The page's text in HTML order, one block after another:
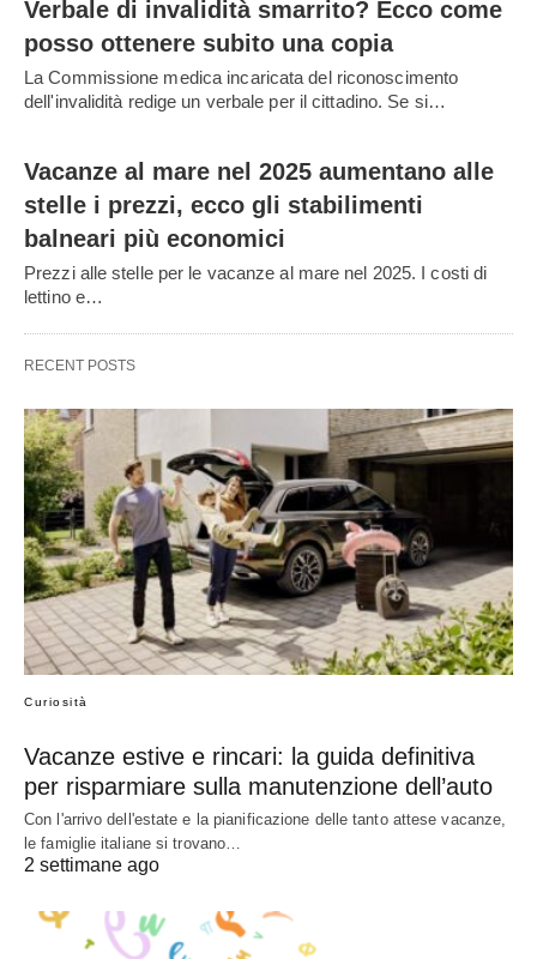
Verbale di invalidità smarrito? Ecco come
posso ottenere subito una copia
La Commissione medica incaricata del riconoscimento
dell'invalidità redige un verbale per il cittadino. Se si…
Vacanze al mare nel 2025 aumentano alle
stelle i prezzi, ecco gli stabilimenti
balneari più economici
Prezzi alle stelle per le vacanze al mare nel 2025. I costi di
lettino e…
RECENT POSTS
Curiosità
Vacanze estive e rincari: la guida definitiva
per risparmiare sulla manutenzione dell’auto
Con l'arrivo dell'estate e la pianificazione delle tanto attese vacanze,
le famiglie italiane si trovano…
2 settimane ago